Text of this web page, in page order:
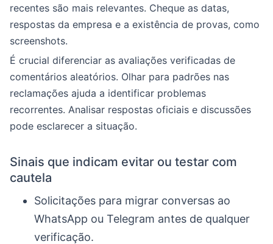
recentes são mais relevantes. Cheque as datas,
respostas da empresa e a existência de provas, como
screenshots.
É crucial diferenciar as avaliações verificadas de
comentários aleatórios. Olhar para padrões nas
reclamações ajuda a identificar problemas
recorrentes. Analisar respostas oficiais e discussões
pode esclarecer a situação.
Sinais que indicam evitar ou testar com
cautela
Solicitações para migrar conversas ao
WhatsApp ou Telegram antes de qualquer
verificação.